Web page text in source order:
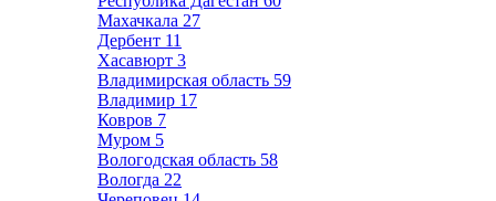
Махачкала 27
Дербент 11
Хасавюрт 3
Владимирская область 59
Владимир 17
Ковров 7
Муром 5
Вологодская область 58
Вологда 22